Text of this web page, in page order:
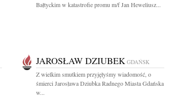
Bałtyckim w katastrofie promu m/f Jan Heweliusz...
JAROSŁAW DZIUBEK GDAŃSK
Z wielkim smutkiem przyjęłyśmy wiadomość, o
śmierci Jarosława Dziubka Radnego Miasta Gdańska
w...